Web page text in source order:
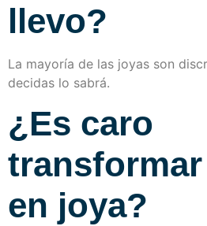
llevo?
La mayoría de las joyas son
decidas lo sabrá.
¿Es caro
en joya?